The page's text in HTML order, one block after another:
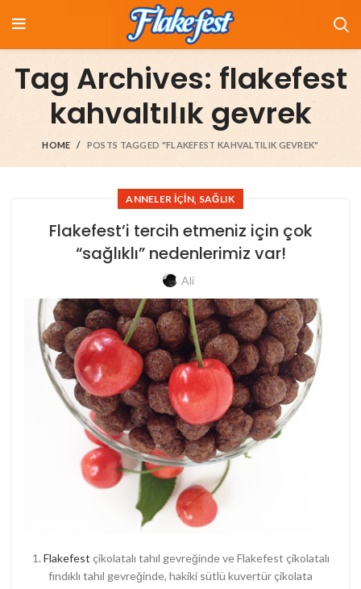
Tag Archives: flakefest
kahvaltılık gevrek
HOME POSTS TAGGED "FLAKEFEST KAHVALTILIK GEVREK"
ANNELER İÇIN, SAĞLIK
Flakefest’i tercih etmeniz için çok
“sağlıklı” nedenlerimiz var!
Ali
1. Flakefest çikolatalı tahıl gevreğinde ve Flakefest çikolatalı
fındıklı tahıl gevreğinde, hakiki sütlü kuvertür çikolata